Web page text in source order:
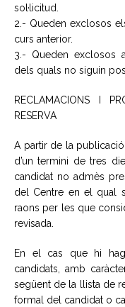
sol·licitud.
2.- Queden exclosos
curs anterior.
3.- Queden exclosos
dels quals no siguin
RECLAMACIONS I
RESERVA
A partir de la
d’un termini de tres
candidat no admès
del Centre en el qual
raons per les que
revisada.
En el cas que hi
candidats, amb
següent de la llista de
formal del candidat o